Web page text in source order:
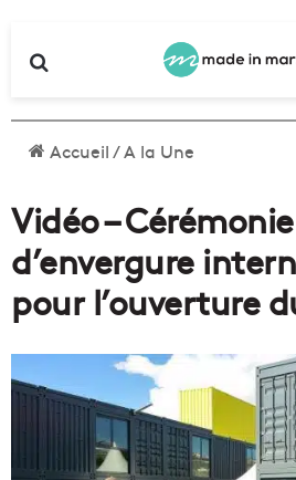
Accueil/A la Une
Vidéo – Cérémonie
d’envergure
pour l’ouverture